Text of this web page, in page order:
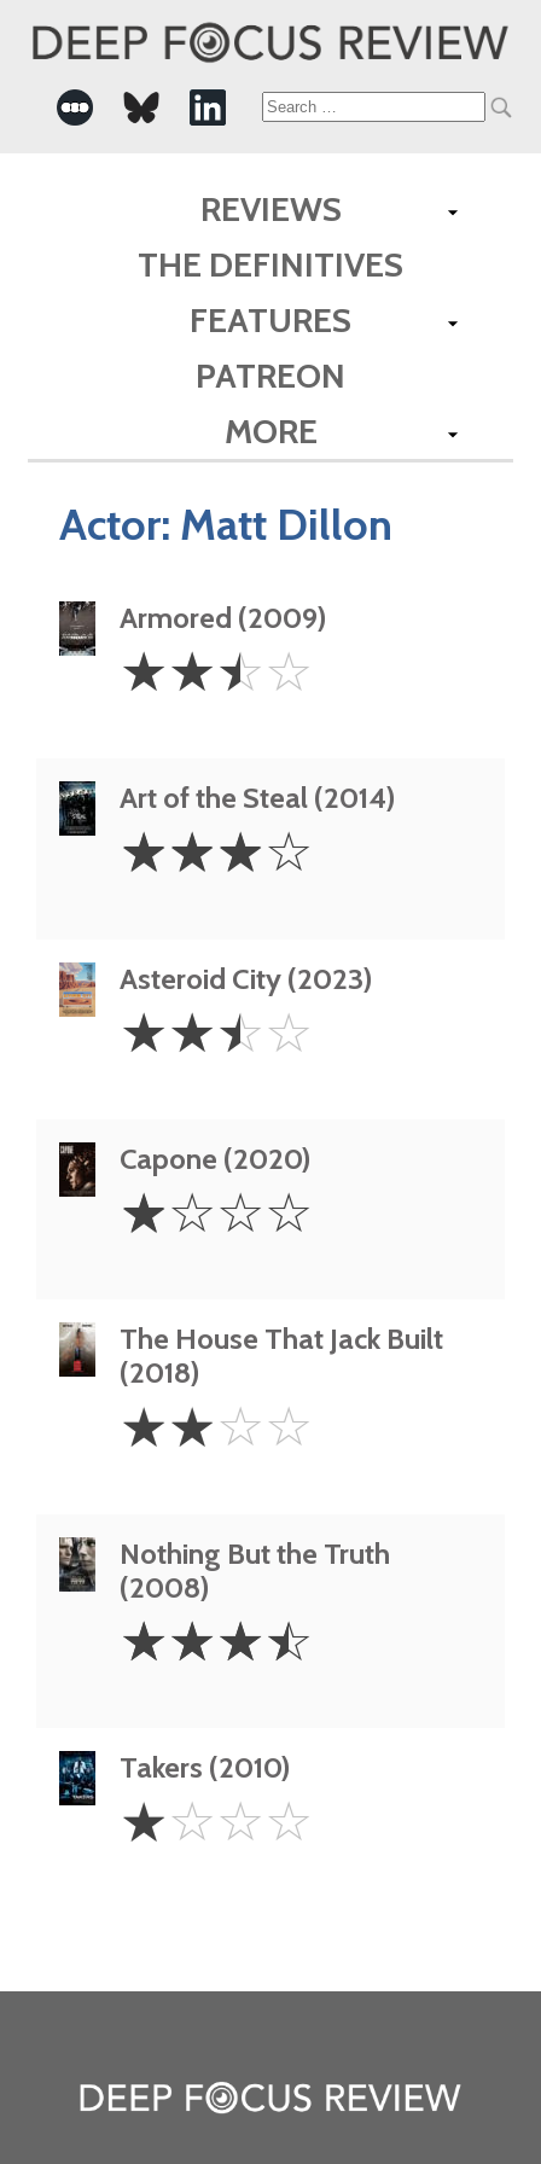
Search
REVIEWS
THE DEFINITIVES
FEATURES
PATREON
MORE
Actor: Matt Dillon
Armored (2009)
2.5
Stars
☆☆☆☆
Art of the Steal (2014)
Stars
☆☆☆☆
Asteroid City (2023)
2.5
Stars
☆☆☆☆
Capone (2020)
Star
☆☆☆☆
The House That Jack Built
(2018)
Stars
☆☆☆☆
Nothing But the Truth
(2008)
3.5
Stars
☆☆☆☆
Takers (2010)
Star
☆☆☆☆